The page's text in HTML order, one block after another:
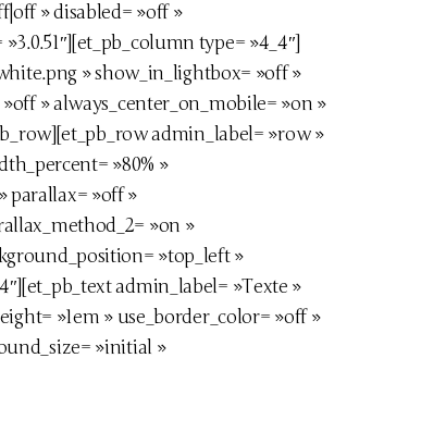
» disabled= »off »
type= »4_4″]
» show_in_lightbox= »off »
» always_center_on_mobile= »on »
admin_label= »row »
»80% »
parallax= »off »
»on »
»top_left »
admin_label= »Texte »
»1em » use_border_color= »off »
»initial »